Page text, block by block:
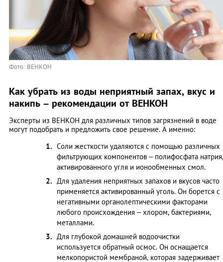
Фото: ВЕНКОН
Как убрать из воды неприятный запах, вкус и
накипь – рекомендации от ВЕНКОН
Эксперты из ВЕНКОН для различных типов загрязнений в воде
могут подобрать и предложить свое решение. А именно:
Соли жесткости удаляются с помощью различных
фильтрующих компонентов – полифосфата натрия,
активированного угля и ионообменных смол.
Для удаления неприятных запахов и вкусов часто
применяется активированный уголь. Он борется с
негативными органолептическими факторами
любого происхождения – хлором, бактериями,
металлами.
Для глубокой домашней водоочистки
используется обратный осмос. Он оснащается
мелкопористой мембраной, которая задерживает